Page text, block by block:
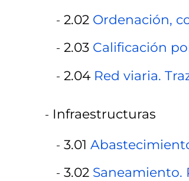
2.02 Ordenación,
2.03 Calificación
2.04 Red viaria.
Infraestructuras
3.01
3.02 Saneamiento.